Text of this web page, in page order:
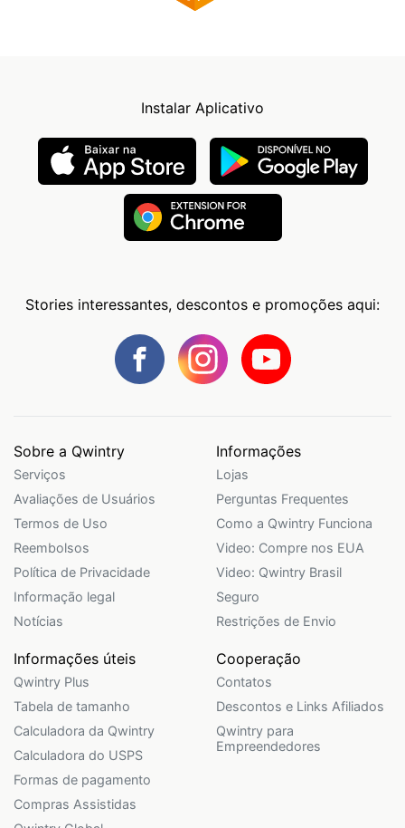
Instalar Aplicativo
Stories interessantes, descontos e promoções aqui:
Sobre a Qwintry
Serviços
Avaliações de Usuários
Termos de Uso
Reembolsos
Política de Privacidade
Informação legal
Notícias
Informações
Lojas
Perguntas Frequentes
Como a Qwintry Funciona
Video: Compre nos EUA
Video: Qwintry Brasil
Seguro
Restrições de Envio
Informações úteis
Qwintry Plus
Tabela de tamanho
Calculadora da Qwintry
Calculadora do USPS
Formas de pagamento
Compras Assistidas
Cooperação
Contatos
Descontos e Links Afiliados
Qwintry para
Empreendedores